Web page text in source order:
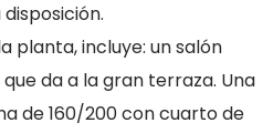
planta, incluye: un salón
da a la gran terraza. Una
de 160/200 con cuarto de